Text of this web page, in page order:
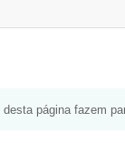
página fazem